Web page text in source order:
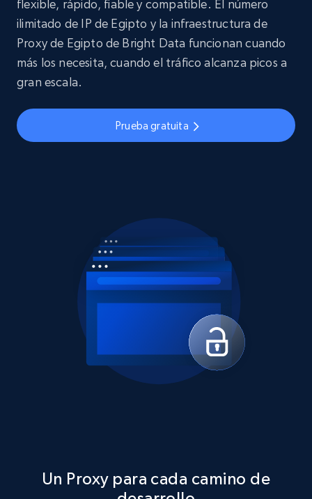
flexible, rápido, fiable y compatible. El número
ilimitado de IP de Egipto y la infraestructura de
Proxy de Egipto de Bright Data funcionan cuando
más los necesita, cuando el tráfico alcanza picos a
gran escala.
Prueba gratuita
Un Proxy para cada camino de